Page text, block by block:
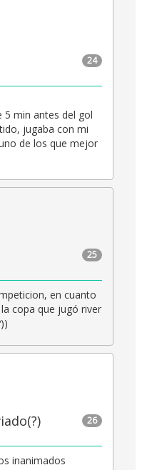
24
5 min antes del gol
jugaba con mi
de los que mejor
25
en cuanto
copa que jugó river
26
inanimados